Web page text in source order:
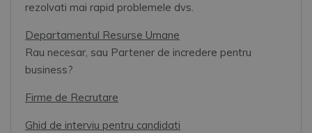
rezolvati mai rapid problemele dvs.
Departamentul Resurse Umane
Rau necesar, sau Partener de incredere pentru
business?
Firme de Recrutare
Ghid de interviu pentru candidati